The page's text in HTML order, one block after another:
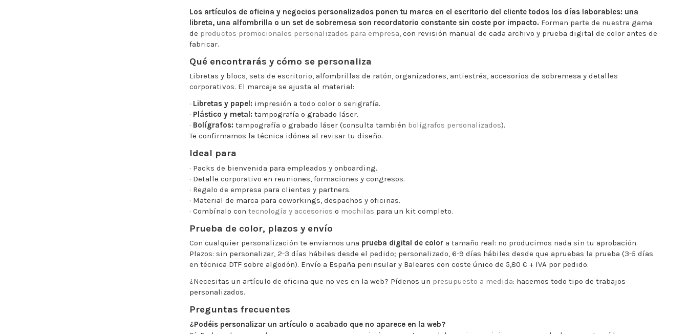
Los artículos de oficina y negocios personalizados ponen tu marca en el escritorio del cliente todos los días laborables: una
libreta, una alfombrilla o un set de sobremesa son recordatorio constante sin coste por impacto.Forman parte de nuestra gama
de productos promocionales personalizados para empresa , con revisión manual de cada archivo y prueba digital de color antes de
fabricar.
Qué encontrarás y cómo se personaliza
Libretas y blocs, sets de escritorio, alfombrillas de ratón, organizadores, antiestrés, accesorios de sobremesa y detalles
corporativos. El marcaje se ajusta al material:
· Libretas y papel:impresión a todo color o serigrafía.
· Plástico y metal:tampografía o grabado láser.
· Bolígrafos:tampografía o grabado láser (consulta también bolígrafos personalizados).
Te confirmamos la técnica idónea al revisar tu diseño.
Ideal para
· Packs de bienvenida para empleados y onboarding.
· Detalle corporativo en reuniones, formaciones y congresos.
· Regalo de empresa para clientes y partners.
· Material de marca para coworkings, despachos y oficinas.
· Combínalo con tecnología y accesorios o mochilas para un kit completo.
Prueba de color, plazos y envío
Con cualquier personalización te enviamos una prueba digital de colora tamaño real: no producimos nada sin tu aprobación.
Plazos: sin personalizar, 2-3 días hábiles desde el pedido; personalizado, 6-9 días hábiles desde que apruebas la prueba (3-5 días
en técnica DTF sobre algodón). Envío a España peninsular y Baleares con coste único de 5,80 € + IVA por pedido.
¿Necesitas un artículo de oficina que no ves en la web? Pídenos un presupuesto a medida: hacemos todo tipo de trabajos
personalizados.
Preguntas frecuentes
¿Podéis personalizar un artículo o acabado que no aparece en la web?